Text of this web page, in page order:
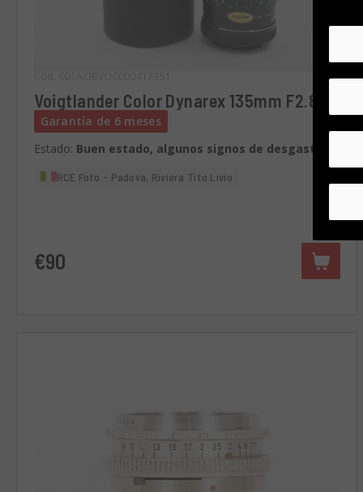
Voigtlander Color Dynarex 135mm F2.8
Garantía de 6 meses
Estado: Buen estado, algunos signos de desgaste.
RCE Foto - Padova, Riviera Tito Livio
€90